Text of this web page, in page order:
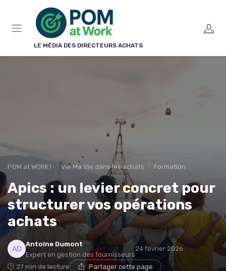
LE MÉDIA DES DIRECTEURS ACHATS
POM at WORK ! Vie Ma Vie dans les achats Formation
Apics : un levier concret pour
structurer vos opérations
achats
Antoine Dumont
Expert en gestion des fournisseurs
24 février 2026
27 min de lecture Partager cette page
Panneau de gestion des cookies